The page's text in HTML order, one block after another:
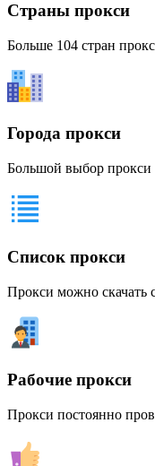
Страны прокси
Больше 104 стран
Города прокси
Большой выбор прокси
Список прокси
Прокси можно скачать
Рабочие прокси
Прокси постоянно